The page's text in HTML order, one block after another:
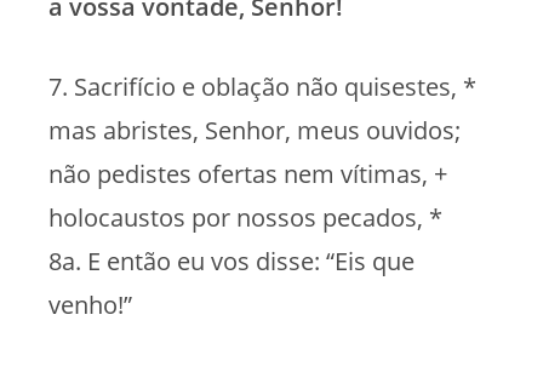
7. Sacrifício e oblação não quisestes, *
mas abristes, Senhor, meus ouvidos;
não pedistes ofertas nem vítimas, +
holocaustos por nossos pecados, *
8a. E então eu vos disse: “Eis que
venho!”